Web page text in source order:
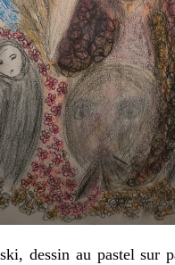
dessin au pastel sur